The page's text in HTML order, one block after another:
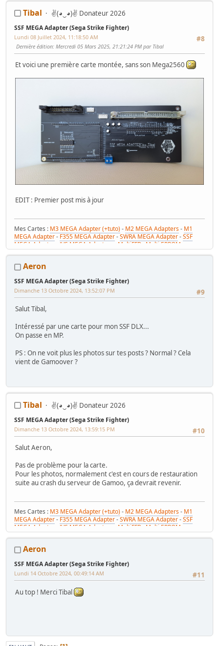
Tibal ✌(◕‿◕)✌ Donateur 2026
SSF MEGA Adapter (Sega Strike Fighter)
#8
Lundi 08 Juillet 2024, 11:18:50 AM
Dernière édition: Mercredi 05 Mars 2025, 21:21:24 PM par Tibal
Et voici une première carte montée, sans son Mega2560
EDIT : Premier post mis à jour
Mes Cartes : M3 MEGA Adapter (+tuto) - M2 MEGA Adapters- M1
MEGA Adapter- F355 MEGA Adapter-SWRA MEGA Adapter-SSF
MEGA Adapter
JVS MEGA Adapters
MultiFFB : Multi EPROM pour
Driveboard SEGA-M2toM3-Coin Tower Mini-VR Button Panel
RaceCab Multi sur Initial D
Mes WIP :Fast & Furious Super Bikes-Daytona USA 2 Twin
Crisis 4 DX-Pole Position Upright
Aeron
SSF MEGA Adapter (Sega Strike Fighter)
#9
Dimanche 13 Octobre 2024, 13:52:07 PM
Salut Tibal,
Intéressé par une carte pour mon SSF DLX...
On passe en MP.
PS : On ne voit plus les photos sur tes posts ? Normal ? Cela
vient de Gamoover ?
Tibal ✌(◕‿◕)✌ Donateur 2026
SSF MEGA Adapter (Sega Strike Fighter)
#10
Dimanche 13 Octobre 2024, 13:59:15 PM
Salut Aeron,
Pas de problème pour la carte.
Pour les photos, normalement c'est en cours de restauration
suite au crash du serveur de Gamoo, ça devrait revenir.
Mes Cartes : M3 MEGA Adapter (+tuto) - M2 MEGA Adapters- M1
MEGA Adapter- F355 MEGA Adapter-SWRA MEGA Adapter-SSF
MEGA Adapter
JVS MEGA Adapters
MultiFFB : Multi EPROM pour
Driveboard SEGA-M2toM3-Coin Tower Mini-VR Button Panel
RaceCab Multi sur Initial D
Mes WIP :Fast & Furious Super Bikes-Daytona USA 2 Twin
Crisis 4 DX-Pole Position Upright
Aeron
SSF MEGA Adapter (Sega Strike Fighter)
#11
Lundi 14 Octobre 2024, 00:49:14 AM
Au top ! Merci Tibal